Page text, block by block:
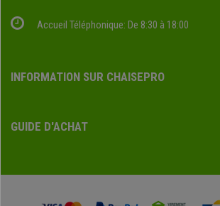
Accueil Téléphonique: De 8:30 à 18:00
INFORMATION SUR CHAISEPRO
GUIDE D'ACHAT